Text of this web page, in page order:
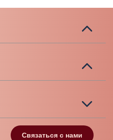
Связаться с нами